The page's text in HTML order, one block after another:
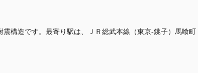
震構造です。最寄り駅は、ＪＲ総武本線（東京-銚子）馬喰町